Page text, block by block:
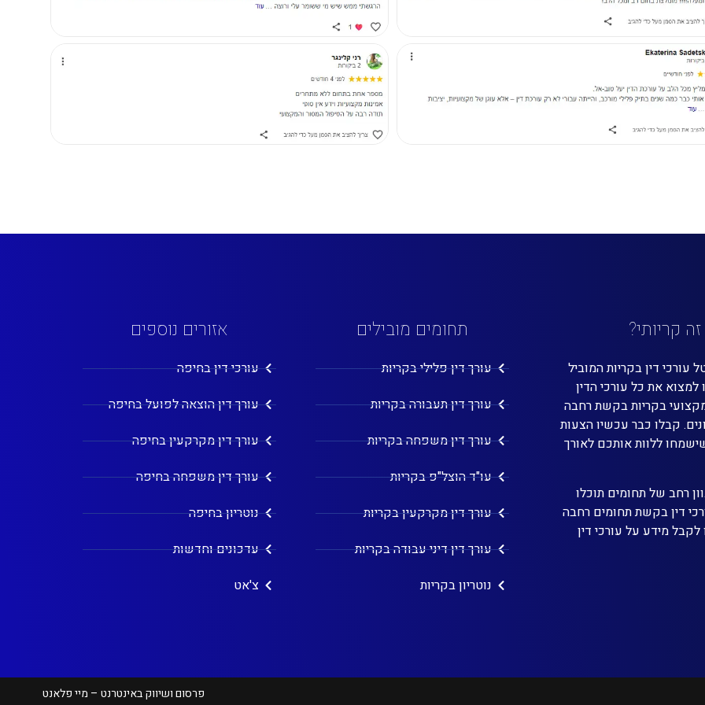
קריותי?
עורכי דין בקריות המוביל
למצוא את כל עורכי הדין
בקריות בקשת רחבה
קבלו כבר עכשיו הצעות
ללוות אותכם לאורך
רחב של תחומים תוכלו
דין בקשת תחומים רחבה
לקבל מידע על עורכי דין
תחומים מובילים
עורך דין פלילי בקריות
עורך דין תעבורה בקריות
עורך דין משפחה בקריות
עו"ד הוצל"פ בקריות
עורך דין מקרקעין בקריות
עורך דין דיני עבודה בקריות
נוטריון בקריות
אזורים נוספים
עורכי דין בחיפה
עורך דין הוצאה לפועל בחיפה
עורך דין מקרקעין בחיפה
עורך דין משפחה בחיפה
נוטריון בחיפה
עדכונים וחדשות
צ'אט
פרסום ושיווק באינטרנט – מיי פלאנט